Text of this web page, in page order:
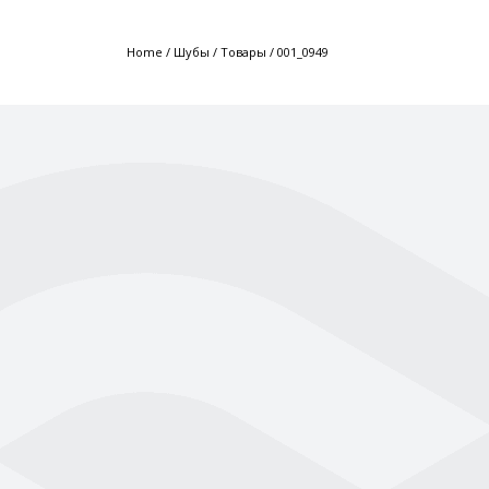
Home / Шубы / Товары / 001_0949